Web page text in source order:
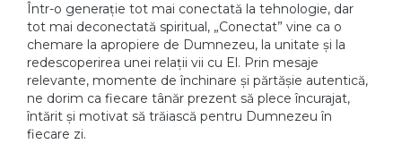
Într-o generație tot mai conectată la tehnologie, dar
tot mai deconectată spiritual, „Conectat” vine ca o
chemare la apropiere de Dumnezeu, la unitate și la
redescoperirea unei relații vii cu El. Prin mesaje
relevante, momente de închinare și părtășie autentică,
ne dorim ca fiecare tânăr prezent să plece încurajat,
întărit și motivat să trăiască pentru Dumnezeu în
fiecare zi.